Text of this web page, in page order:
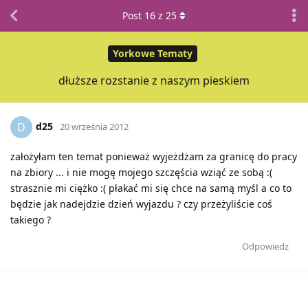
Yorkowe Tematy
dłuższe rozstanie z naszym pieskiem
Post 16 z 25
D d25 20 września 2012
założyłam ten temat ponieważ wyjeżdżam za granicę do pracy
na zbiory ... i nie mogę mojego szczęścia wziąć ze sobą :(
strasznie mi ciężko :( płakać mi się chce na samą myśl a co to
będzie jak nadejdzie dzień wyjazdu ? czy przeżyliście coś
takiego ?
Odpowiedz